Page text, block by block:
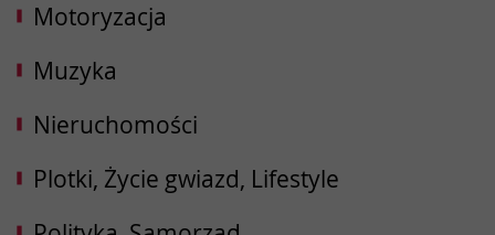
Motoryzacja
Muzyka
Nieruchomości
Plotki, Życie gwiazd, Lifestyle